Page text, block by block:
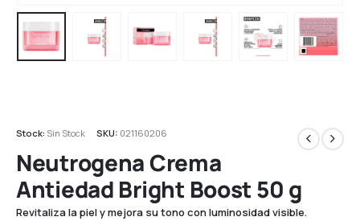
Stock: Sin Stock SKU: 021160206
Neutrogena Crema
Antiedad Bright Boost 50 g
Revitaliza la piel y mejora su tono con luminosidad visible.